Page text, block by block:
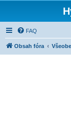
FAQ
Obsah fóra